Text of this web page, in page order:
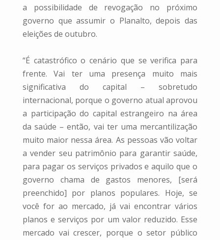
a possibilidade de revogação no próximo
governo que assumir o Planalto, depois das
eleições de outubro.
“É catastrófico o cenário que se verifica para
frente. Vai ter uma presença muito mais
significativa do capital – sobretudo
internacional, porque o governo atual aprovou
a participação do capital estrangeiro na área
da saúde – então, vai ter uma mercantilização
muito maior nessa área. As pessoas vão voltar
a vender seu patrimônio para garantir saúde,
para pagar os serviços privados e aquilo que o
governo chama de gastos menores, [será
preenchido] por planos populares. Hoje, se
você for ao mercado, já vai encontrar vários
planos e serviços por um valor reduzido. Esse
mercado vai crescer, porque o setor público